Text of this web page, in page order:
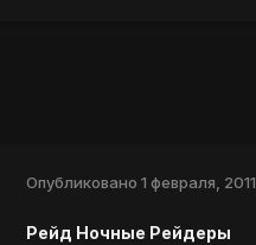
Опубликовано 1 февраля, 2011
Рейд Ночные Рейдеры